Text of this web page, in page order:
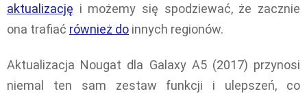
aktualizację i możemy się spodziewać, że zacznie
ona trafiać również do innych regionów.
Aktualizacja Nougat dla Galaxy A5 (2017) przynosi
niemal ten sam zestaw funkcji i ulepszeń, co